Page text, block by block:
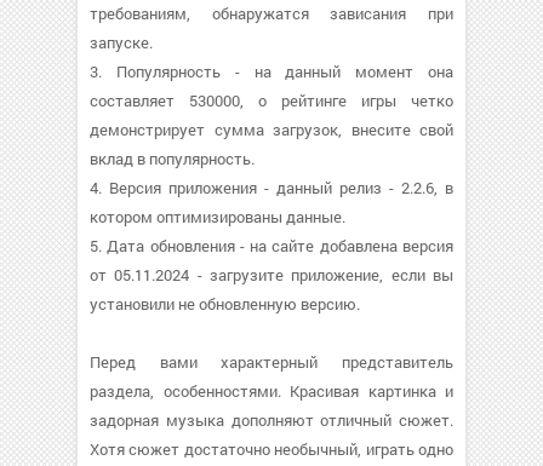
требованиям, обнаружатся зависания при
запуске.
3. Популярность - на данный момент она
составляет 530000, о рейтинге игры четко
демонстрирует сумма загрузок, внесите свой
вклад в популярность.
4. Версия приложения - данный релиз - 2.2.6, в
котором оптимизированы данные.
5. Дата обновления - на сайте добавлена версия
от 05.11.2024 - загрузите приложение, если вы
установили не обновленную версию.
Перед вами характерный представитель
раздела, особенностями. Красивая картинка и
задорная музыка дополняют отличный сюжет.
Хотя сюжет достаточно необычный, играть одно